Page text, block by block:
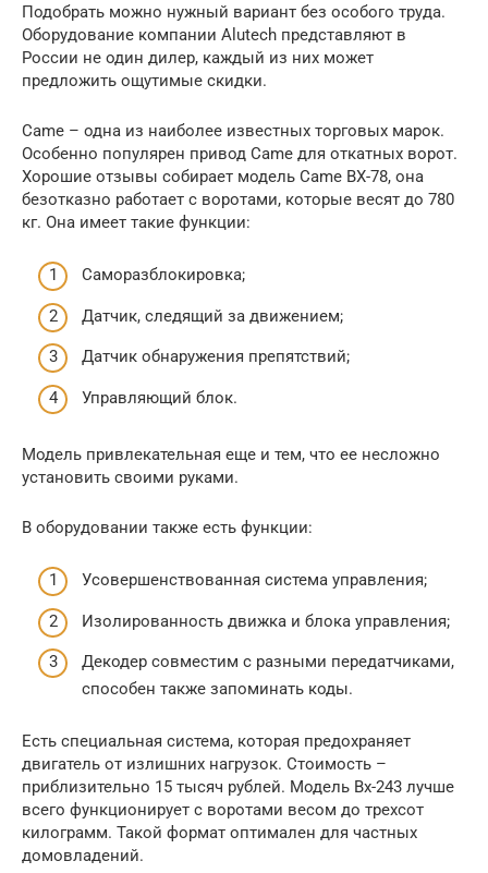
Подобрать можно нужный вариант без особого труда.
Оборудование компании Alutech представляют в
России не один дилер, каждый из них может
предложить ощутимые скидки.
Came – одна из наиболее известных торговых марок.
Особенно популярен привод Came для откатных ворот.
Хорошие отзывы собирает модель Came BX-78, она
безотказно работает с воротами, которые весят до 780
кг. Она имеет такие функции:
Саморазблокировка;
Датчик, следящий за движением;
Датчик обнаружения препятствий;
Управляющий блок.
Модель привлекательная еще и тем, что ее несложно
установить своими руками.
В оборудовании также есть функции:
Усовершенствованная система управления;
Изолированность движка и блока управления;
Декодер совместим с разными передатчиками,
способен также запоминать коды.
Есть специальная система, которая предохраняет
двигатель от излишних нагрузок. Стоимость –
приблизительно 15 тысяч рублей. Модель Вх-243 лучше
всего функционирует с воротами весом до трехсот
килограмм. Такой формат оптимален для частных
домовладений.